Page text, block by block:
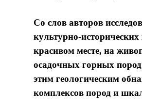
Со слов авторов
культурно-
красивом месте, на
осадочных горных пород
этим геологическим
комплексов пород и